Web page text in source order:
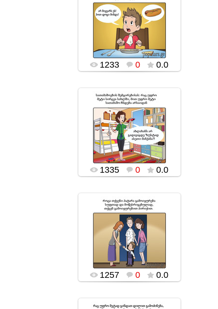
18.11.2016
popularsge
1233 0 0.0
18.11.2016
popularsge
1335 0 0.0
18.11.2016
popularsge
1257 0 0.0